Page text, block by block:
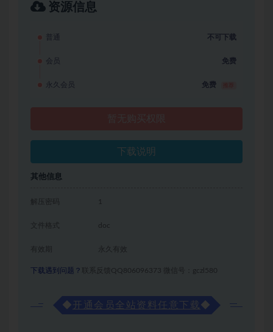
资源信息
普通 不可下载
会员 免费
永久会员 免费
下载说明
其他信息
1
文件格式 doc
有效期 永久有效
下载遇到问题？ 联系反馈QQ806096373 微信号：gczl580
◆ 开通会员全站资料任意下载◆